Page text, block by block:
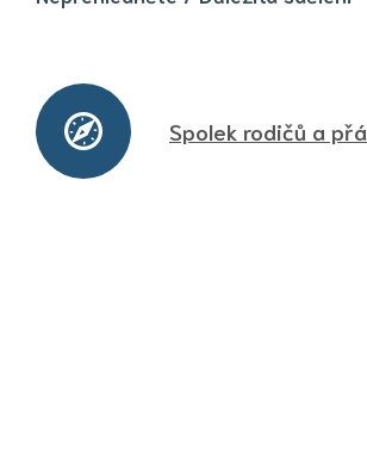
Spolek rodičů a